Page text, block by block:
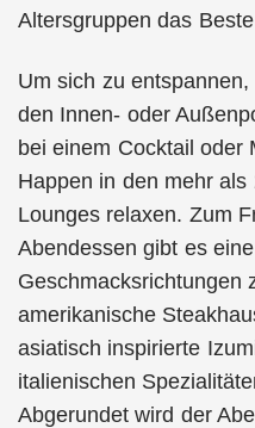
Altersgruppen das
Um sich zu
den Innen- oder
bei einem Cocktail oder
Happen in den mehr
Lounges relaxen. Zum
Abendessen gibt es
Geschmacksrichtungen
amerikanische
asiatisch inspirierte
italienischen
Abgerundet wird der